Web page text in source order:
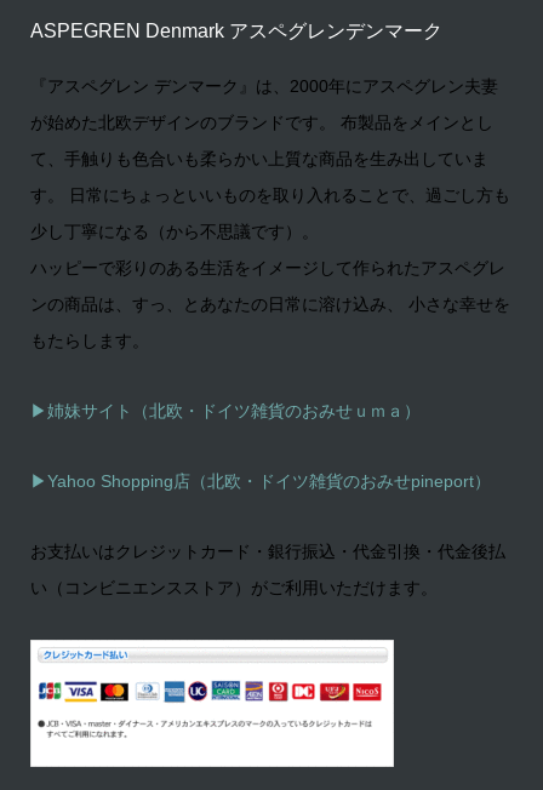
ASPEGREN Denmark アスペグレンデンマーク
『アスペグレン デンマーク』は、2000年にアスペグレン夫妻
が始めた北欧デザインのブランドです。 布製品をメインとし
て、手触りも色合いも柔らかい上質な商品を生み出していま
す。 日常にちょっといいものを取り入れることで、過ごし方も
少し丁寧になる（から不思議です）。
ハッピーで彩りのある生活をイメージして作られたアスペグレ
ンの商品は、すっ、とあなたの日常に溶け込み、 小さな幸せを
もたらします。
▶姉妹サイト（北欧・ドイツ雑貨のおみせｕｍａ）
▶Yahoo Shopping店（北欧・ドイツ雑貨のおみせpineport）
お支払いはクレジットカード・銀行振込・代金引換・代金後払
い（コンビニエンスストア）がご利用いただけます。